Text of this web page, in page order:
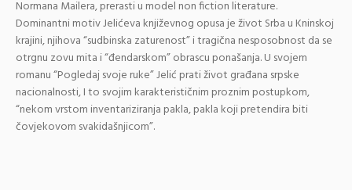
Normana Mailera, prerasti u model non fiction literature.
Dominantni motiv Jelićeva književnog opusa je život Srba u Kninskoj
krajini, njihova “sudbinska zaturenost” i tragična nesposobnost da se
otrgnu zovu mita i “đendarskom” obrascu ponašanja. U svojem
romanu “Pogledaj svoje ruke” Jelić prati život građana srpske
nacionalnosti, I to svojim karakterističnim proznim postupkom,
“nekom vrstom inventariziranja pakla, pakla koji pretendira biti
čovjekovom svakidašnjicom”.